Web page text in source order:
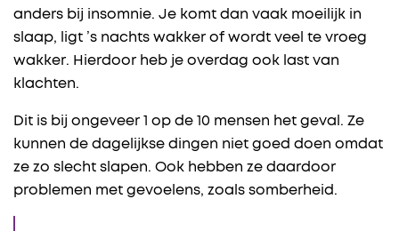
anders bij insomnie. Je komt dan vaak moeilijk in
slaap, ligt ’s nachts wakker of wordt veel te vroeg
wakker. Hierdoor heb je overdag ook last van
klachten.
Dit is bij ongeveer 1 op de 10 mensen het geval. Ze
kunnen de dagelijkse dingen niet goed doen omdat
ze zo slecht slapen. Ook hebben ze daardoor
problemen met gevoelens, zoals somberheid.